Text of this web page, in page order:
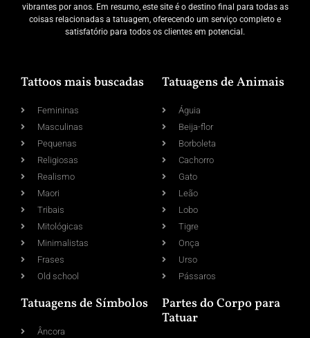
vibrantes por anos. Em resumo, este site é o destino final para todas as
coisas relacionadas a tatuagem, oferecendo um serviço completo e
satisfatório para todos os clientes em potencial.
Tattoos mais buscadas
Femininas
Masculinas
Pequenas
Religiosas
Realismo
Maori
Tribais
Mitológicas
Minimalistas
Frases
Old school
Tatuagens de Animais
Águia
Beija-flor
Borboleta
Cachorro
Gato
Leão
Lobo
Tigre
Onça
Urso
Pássaros
Tatuagens de Símbolos
Âncora
Partes do Corpo para
Tatuar